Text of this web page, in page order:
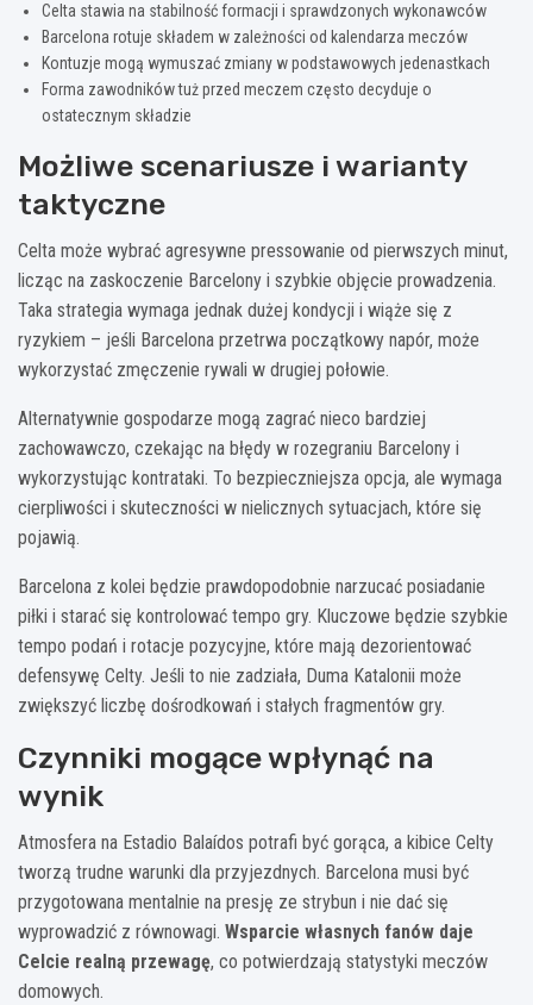
Celta stawia na stabilność formacji i sprawdzonych wykonawców
Barcelona rotuje składem w zależności od kalendarza meczów
Kontuzje mogą wymuszać zmiany w podstawowych jedenastkach
Forma zawodników tuż przed meczem często decyduje o
ostatecznym składzie
Możliwe scenariusze i warianty
taktyczne
Celta może wybrać agresywne pressowanie od pierwszych minut,
licząc na zaskoczenie Barcelony i szybkie objęcie prowadzenia.
Taka strategia wymaga jednak dużej kondycji i wiąże się z
ryzykiem – jeśli Barcelona przetrwa początkowy napór, może
wykorzystać zmęczenie rywali w drugiej połowie.
Alternatywnie gospodarze mogą zagrać nieco bardziej
zachowawczo, czekając na błędy w rozegraniu Barcelony i
wykorzystując kontrataki. To bezpieczniejsza opcja, ale wymaga
cierpliwości i skuteczności w nielicznych sytuacjach, które się
pojawią.
Barcelona z kolei będzie prawdopodobnie narzucać posiadanie
piłki i starać się kontrolować tempo gry. Kluczowe będzie szybkie
tempo podań i rotacje pozycyjne, które mają dezorientować
defensywę Celty. Jeśli to nie zadziała, Duma Katalonii może
zwiększyć liczbę dośrodkowań i stałych fragmentów gry.
Czynniki mogące wpłynąć na
wynik
Atmosfera na Estadio Balaídos potrafi być gorąca, a kibice Celty
tworzą trudne warunki dla przyjezdnych. Barcelona musi być
przygotowana mentalnie na presję ze strybun i nie dać się
wyprowadzić z równowagi. Wsparcie własnych fanów daje
Celcie realną przewagę, co potwierdzają statystyki meczów
domowych.